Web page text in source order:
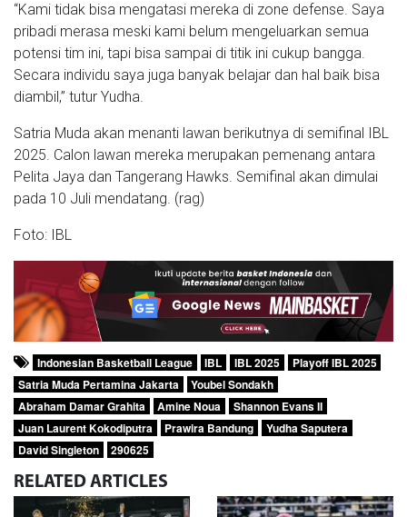
“Kami tidak bisa mengatasi mereka di zone defense. Saya
pribadi merasa meski kami belum mengeluarkan semua
potensi tim ini, tapi bisa sampai di titik ini cukup bangga.
Secara individu saya juga banyak belajar dan hal baik bisa
diambil,” tutur Yudha.
Satria Muda akan menanti lawan berikutnya di semifinal IBL
2025. Calon lawan mereka merupakan pemenang antara
Pelita Jaya dan Tangerang Hawks. Semifinal akan dimulai
pada 10 Juli mendatang. (rag)
Foto: IBL
Indonesian Basketball League IBL IBL 2025
Playoff IBL 2025
Satria Muda Pertamina Jakarta
Youbel Sondakh
Abraham Damar Grahita
Amine Noua
Shannon Evans II
Juan Laurent Kokodiputra
Prawira Bandung
Yudha Saputera
David Singleton
290625
RELATED ARTICLES